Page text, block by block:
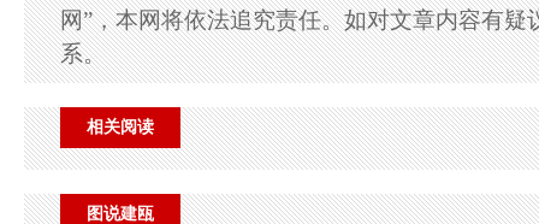
网”，本网将依法追究责任。如对文章内容有疑
系。
相关阅读
图说建瓯